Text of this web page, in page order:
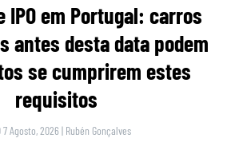
IPO em Portugal: carros
antes desta data podem
se cumprirem estes
requisitos
7 Agosto, 2026 | Rubén Gonçalves